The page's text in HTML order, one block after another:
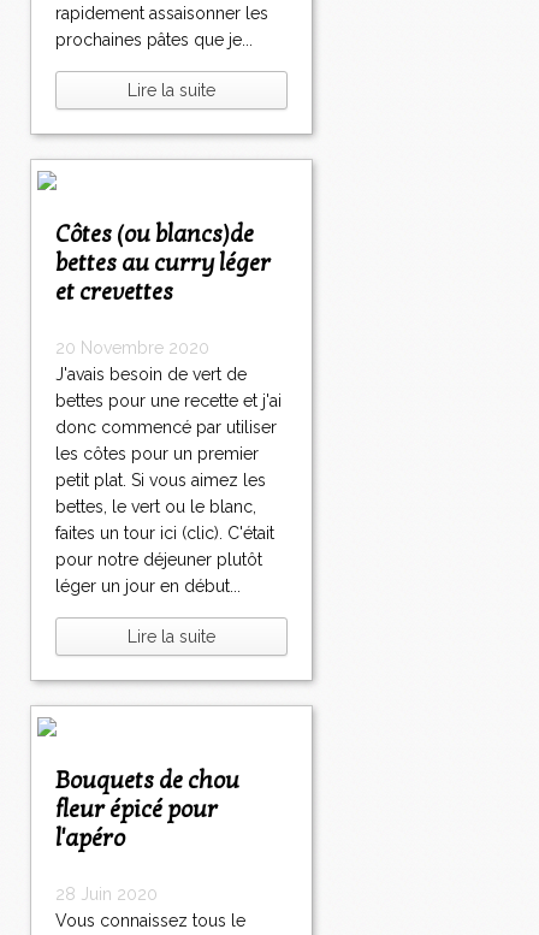
rapidement assaisonner les
prochaines pâtes que je...
Lire la suite
Côtes (ou blancs)de
bettes au curry léger
et crevettes
20 Novembre 2020
J'avais besoin de vert de
bettes pour une recette et j'ai
donc commencé par utiliser
les côtes pour un premier
petit plat. Si vous aimez les
bettes, le vert ou le blanc,
faites un tour ici (clic). C'était
pour notre déjeuner plutôt
léger un jour en début...
Lire la suite
Bouquets de chou
fleur épicé pour
l'apéro
28 Juin 2020
Vous connaissez tous le